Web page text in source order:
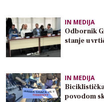
IN MEDIJA
Odbornik
stanje u
IN MEDIJA
povodom